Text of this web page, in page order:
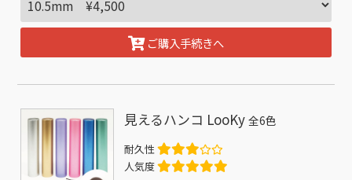
ご購入手続きへ
見えるハンコ LooKy全6色
耐久性
人気度